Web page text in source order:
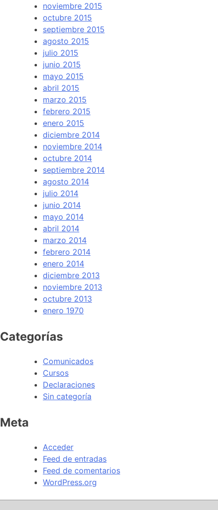
noviembre 2015
octubre 2015
septiembre 2015
agosto 2015
julio 2015
junio 2015
mayo 2015
abril 2015
marzo 2015
febrero 2015
enero 2015
diciembre 2014
noviembre 2014
octubre 2014
septiembre 2014
agosto 2014
julio 2014
junio 2014
mayo 2014
abril 2014
marzo 2014
febrero 2014
enero 2014
diciembre 2013
noviembre 2013
octubre 2013
enero 1970
Categorías
Comunicados
Cursos
Declaraciones
Sin categoría
Meta
Acceder
Feed de entradas
Feed de comentarios
WordPress.org